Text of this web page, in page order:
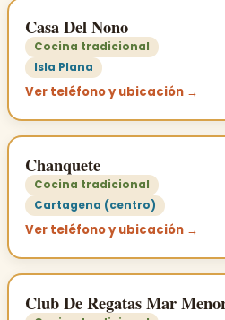
Casa Del Nono
Cocina tradicional
Isla Plana
Ver teléfono y ubicación →
Chanquete
Cocina tradicional
Cartagena (centro)
Ver teléfono y ubicación →
Club De Regatas Mar